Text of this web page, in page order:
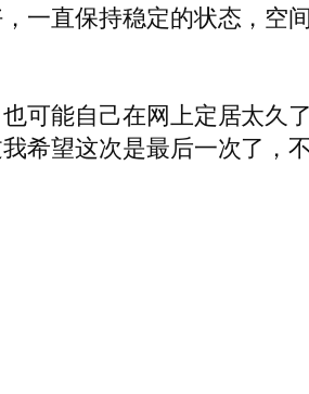
一直保持稳定的状态，空
可能自己在网上定居太久
希望这次是最后一次了，